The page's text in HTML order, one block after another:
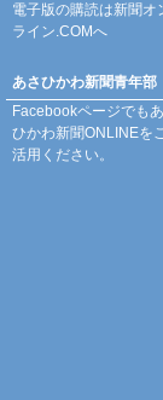
電子版の購読は新聞オ
ライン.COMへ
あさひかわ新聞青年部
Facebookページでも
ひかわ新聞ONLINEを
活用ください。